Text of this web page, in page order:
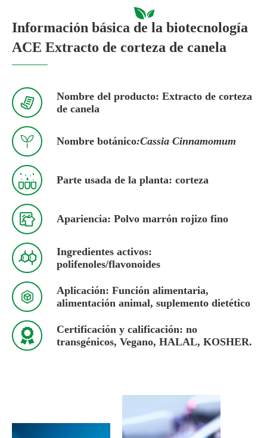
Información básica de la biotecnología
ACE Extracto de corteza de canela

Nombre del producto: Extracto de corteza
de canela
 Nombre botánico:Cassia Cinnamomum
 Parte usada de la planta: corteza
 Apariencia: Polvo marrón rojizo fino

Ingredientes activos:
polifenoles/flavonoides

Aplicación: Función alimentaria,
alimentación animal, suplemento dietético

Certificación y calificación: no
transgénicos, Vegano, HALAL, KOSHER.